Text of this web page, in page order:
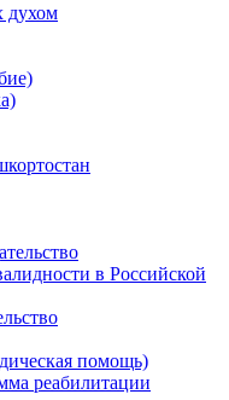
духом
в Российской
помощь)
реабилитации